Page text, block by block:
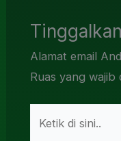
Alamat email
Ruas yang wajib